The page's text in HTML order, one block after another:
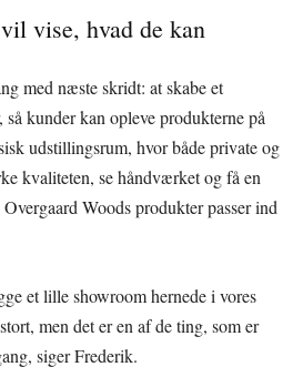
vise, hvad de kan
med næste skridt: at skabe et
kunder kan opleve produkterne på
udstillingsrum, hvor både private og
kvaliteten, se håndværket og få en
Woods produkter passer ind
et lille showroom hernede i vores
men det er en af de ting, som er
siger Frederik.